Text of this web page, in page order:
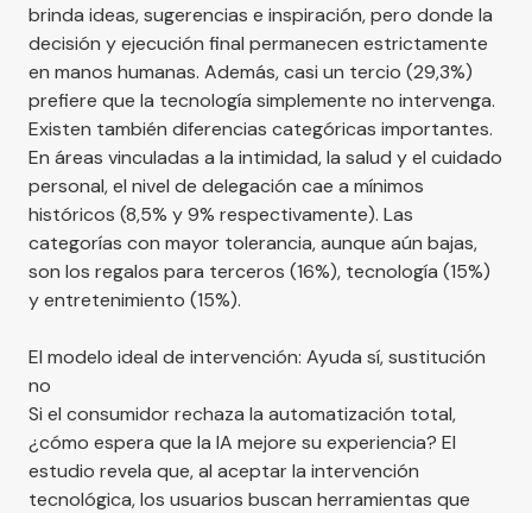
brinda ideas, sugerencias e inspiración, pero donde la
decisión y ejecución final permanecen estrictamente
en manos humanas. Además, casi un tercio (29,3%)
prefiere que la tecnología simplemente no intervenga.
Existen también diferencias categóricas importantes.
En áreas vinculadas a la intimidad, la salud y el cuidado
personal, el nivel de delegación cae a mínimos
históricos (8,5% y 9% respectivamente). Las
categorías con mayor tolerancia, aunque aún bajas,
son los regalos para terceros (16%), tecnología (15%)
y entretenimiento (15%).
El modelo ideal de intervención: Ayuda sí, sustitución
no
Si el consumidor rechaza la automatización total,
¿cómo espera que la IA mejore su experiencia? El
estudio revela que, al aceptar la intervención
tecnológica, los usuarios buscan herramientas que